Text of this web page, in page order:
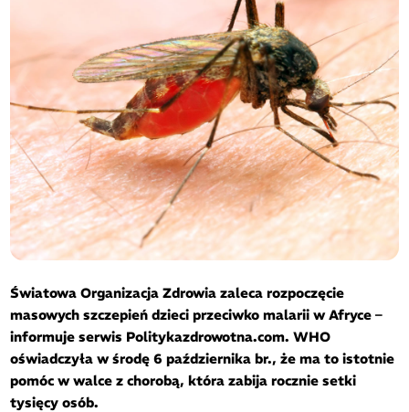
Światowa Organizacja Zdrowia zaleca rozpoczęcie
masowych szczepień dzieci przeciwko malarii w Afryce –
informuje serwis Politykazdrowotna.com. WHO
oświadczyła w środę 6 października br., że ma to istotnie
pomóc w walce z chorobą, która zabija rocznie setki
tysięcy osób.